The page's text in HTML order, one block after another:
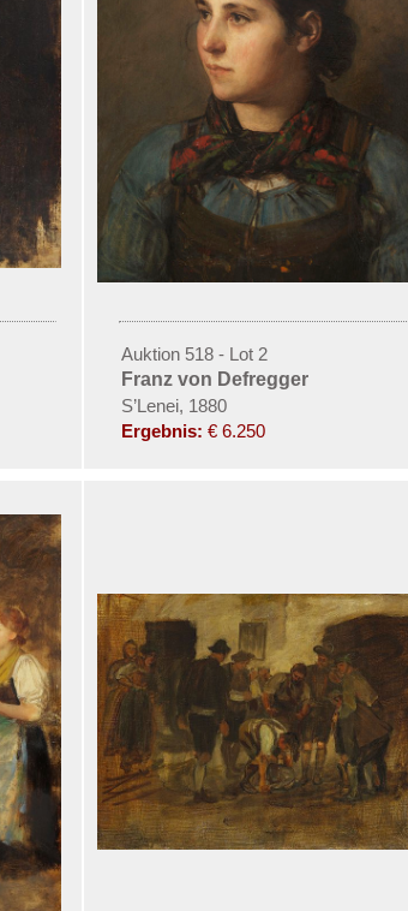
Auktion 518 - Lot 2
Franz von Defregger
S’Lenei, 1880
Ergebnis: € 6.250